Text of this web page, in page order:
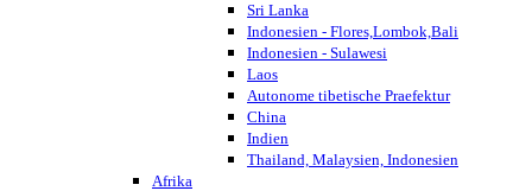
Sri Lanka
Indonesien - Flores,Lombok,Bali
Indonesien - Sulawesi
Laos
Autonome tibetische Praefektur
China
Indien
Thailand, Malaysien, Indonesien
Afrika